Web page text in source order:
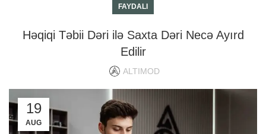
FAYDALI
Həqiqi Təbii Dəri ilə Saxta Dəri Necə Ayırd
Edilir
ALTIMOD
19
AUG